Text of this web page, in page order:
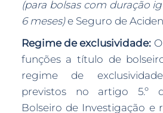
(para bolsas com duração
6 meses)e Seguro de
Regime de exclusividade:
funções a título de
regime de
previstos no artigo 5.º
Bolseiro de Investigação e